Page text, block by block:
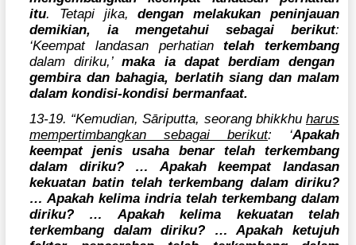
itu. Tetapi jika,dengan melakukan peninjauan
demikian, ia mengetahui sebagai berikut:
‘Keempat landasan perhatiantelah terkembang
dalam diriku,’maka ia dapat berdiam dengan
gembira dan bahagia, berlatih siang dan malam
dalam kondisi-kondisi bermanfaat.
13-19. “Kemudian, Sāriputta, seorang bhikkhu harus
mempertimbangkan sebagai berikut: ‘Apakah
keempat jenis usaha benar telah terkembang
dalam diriku? … Apakah keempat landasan
kekuatan batin telah terkembang dalam diriku?
… Apakah kelima indria telah terkembang dalam
diriku? … Apakah kelima kekuatan telah
terkembang dalam diriku? … Apakah ketujuh